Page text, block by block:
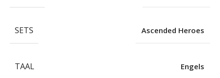
SETS Ascended Heroes
TAAL Engels